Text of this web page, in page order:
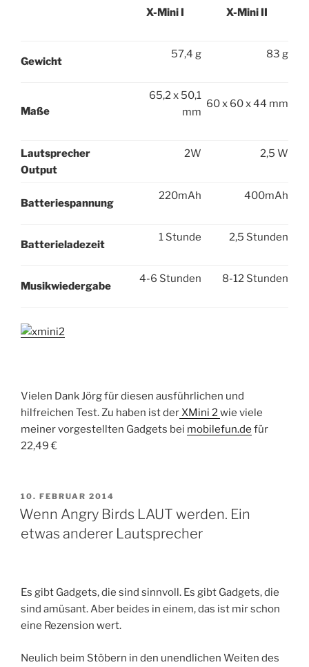
X-Mini I X-Mini II
Gewicht
57,4 g 83 g
Maße
65,2 x 50,1
mm
60 x 60 x 44 mm
Lautsprecher
Output
2W 2,5 W
Batteriespannung
220mAh 400mAh
Batterieladezeit
1 Stunde 2,5 Stunden
Musikwiedergabe
4-6 Stunden 8-12 Stunden
Vielen Dank Jörg für diesen ausführlichen und
hilfreichen Test. Zu haben ist derXMini 2wie viele
meiner vorgestellten Gadgets bei mobilefun.de für
22,49 €
VERÖFFENTLICHT
AM
10. FEBRUAR 2014
Wenn Angry Birds LAUT werden. Ein
etwas anderer Lautsprecher
Es gibt Gadgets, die sind sinnvoll. Es gibt Gadgets, die
sind amüsant. Aber beides in einem, das ist mir schon
eine Rezension wert.
Neulich beim Stöbern in den unendlichen Weiten des